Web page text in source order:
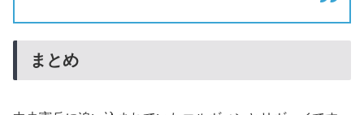
まとめ